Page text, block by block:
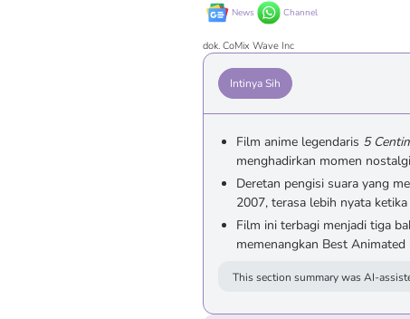
News Channel
dok. CoMix Wave Inc
Intinya Sih
Film anime legendaris 5
menghadirkan momen
Deretan pengisi suara yang
2007, terasa lebih nyata
Film ini terbagi menjadi tiga
memenangkan Best
This section summary was AI-